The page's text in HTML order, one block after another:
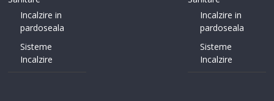
Incalzire in
pardoseala
Sisteme
Incalzire
Incalzire in
pardoseala
Sisteme
Incalzire